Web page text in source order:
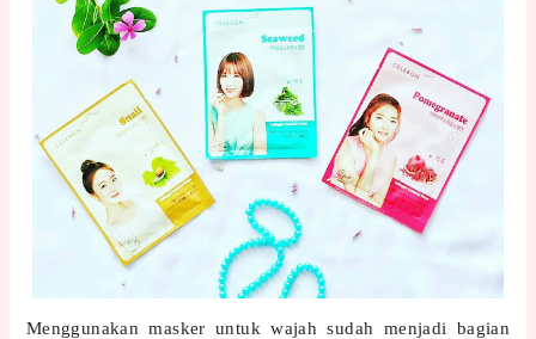
Menggunakan masker untuk wajah sudah menjadi bagian